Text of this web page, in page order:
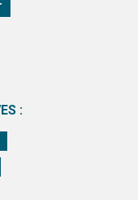
: